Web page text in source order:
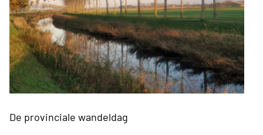
De provinciale wandeldag